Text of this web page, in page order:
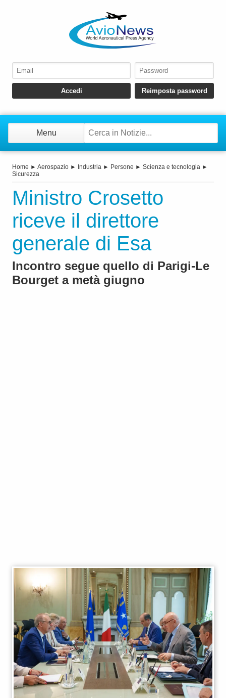
Menu
Home ► Aerospazio ► Industria ► Persone ► Scienza e tecnologia ►
Sicurezza
Ministro Crosetto
riceve il direttore
generale di Esa
Incontro segue quello di Parigi-Le
Bourget a metà giugno